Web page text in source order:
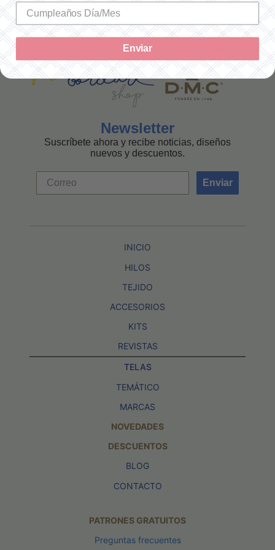
MEXICANA
Newsletter
Suscríbete ahora y recibe noticias, diseños
nuevos y descuentos.
Enviar
INICIO
HILOS
TEJIDO
ACCESORIOS
KITS
REVISTAS
TELAS
TEMÁTICO
MARCAS
NOVEDADES
DESCUENTOS
BLOG
CONTACTO
PATRONES GRATUITOS
Preguntas frecuentes
Enviar